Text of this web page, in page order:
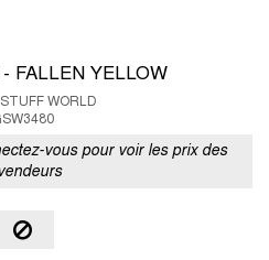
FALLEN YELLOW
WORLD
vous pour voir les prix des